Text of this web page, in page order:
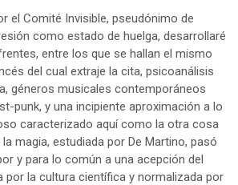
el Comité Invisible, pseudónimo de
como estado de huelga, desarrollaré
entre los que se hallan el mismo
del cual extraje la cita, psicoanálisis
géneros musicales contemporáneos
punk, y una incipiente aproximación a lo
caracterizado aquí como la otra cosa
magia, estudiada por De Martino, pasó
y para lo común a una acepción del
por la cultura científica y normalizada por